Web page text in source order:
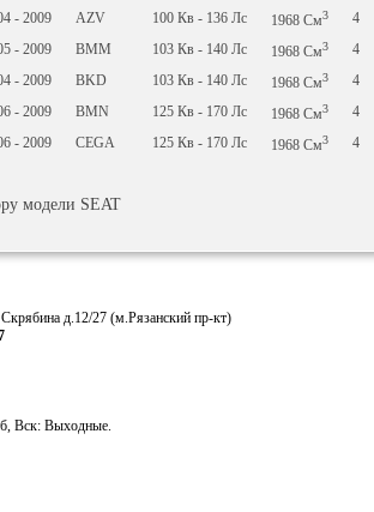
- 2009 AZV 100 Кв - 136 Лс 1968 См3
4
- 2009 BMM 103 Кв - 140 Лс 1968 См3
4
- 2009 BKD 103 Кв - 140 Лс 1968 См3
4
- 2009 BMN 125 Кв - 170 Лс 1968 См3
4
- 2009 CEGA 125 Кв - 170 Лс 1968 См3 4
модели SEAT
д.12/27 (м.Рязанский пр-кт)
Вск: Выходные.